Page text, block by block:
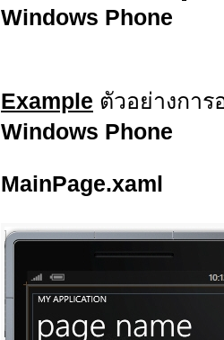
Windows Phone
Example ตัวอย่างการ
Windows Phone
MainPage.xaml